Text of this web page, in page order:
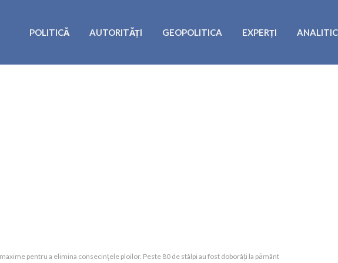
POLITICĂ AUTORITĂȚI GEOPOLITICA EXPERȚI
pentru a elimina consecințele ploilor. Peste 80 de stâlpi au fost doborâți la pământ